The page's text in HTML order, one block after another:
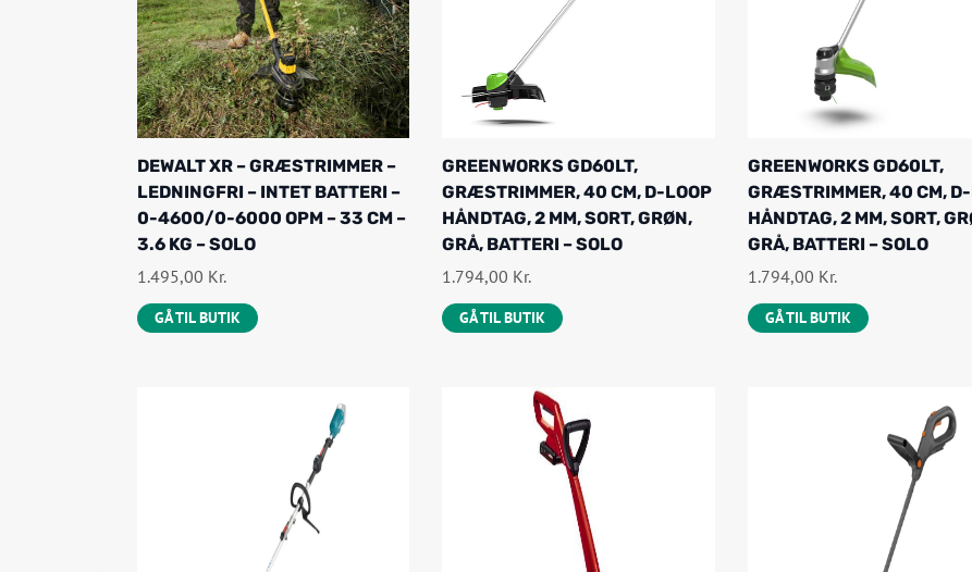
DEWALT XR – GRÆSTRIMMER –
LEDNINGFRI – INTET BATTERI –
0-4600/0-6000 OPM – 33 CM –
3.6 KG – SOLO
1.495,00 Kr.
GÅ TIL BUTIK
GREENWORKS GD60LT,
GRÆSTRIMMER, 40 CM, D-LOOP
HÅNDTAG, 2 MM, SORT, GRØN,
GRÅ, BATTERI – SOLO
1.794,00 Kr.
GÅ TIL BUTIK
GREENWORKS GD60LT,
GRÆSTRIMMER, 40 CM,
HÅNDTAG, 2 MM, SORT,
GRÅ, BATTERI – SOLO
1.794,00 Kr.
GÅ TIL BUTIK